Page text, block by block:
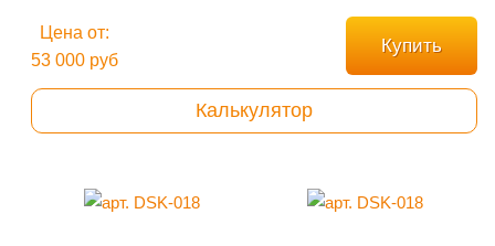
Цена от:
53 000 руб
Купить
Калькулятор